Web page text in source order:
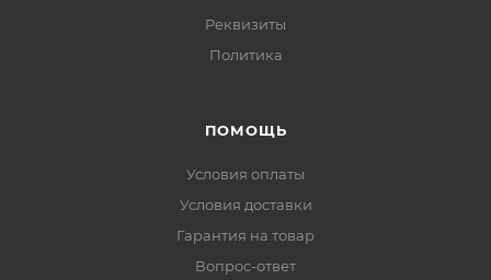
Реквизиты
Политика
ПОМОЩЬ
Условия оплаты
Условия доставки
Гарантия на товар
Вопрос-ответ